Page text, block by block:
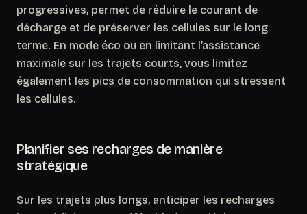
progressives, permet de réduire le courant de
décharge et de préserver les cellules sur le long
terme. En mode éco ou en limitant l’assistance
maximale sur les trajets courts, vous limitez
également les pics de consommation qui stressent
les cellules.
Planifier ses recharges de manière
stratégique
Sur les trajets plus longs, anticiper les recharges